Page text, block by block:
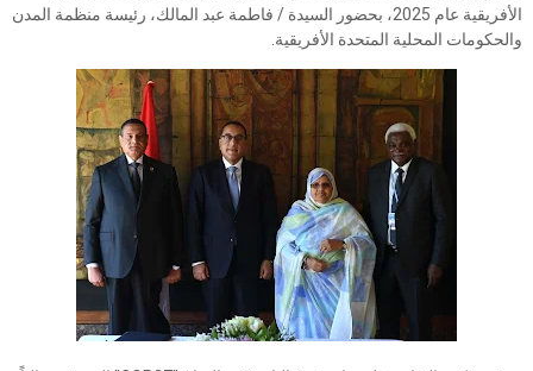
الأفريقية عام 2025، بحضور السيدة / فاطمة عبد المالك، رئيسة منظمة المدن
والحكومات المحلية المتحدة الأفريقية.